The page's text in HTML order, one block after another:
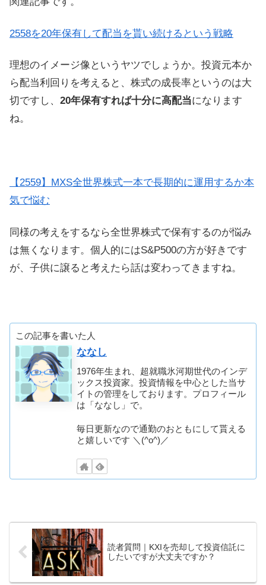
2558を20年保有して配当を貰い続けるという戦略
理想のイメージ像というヤツでしょうか。投資元本か
ら配当利回りを考えると、株式の成長率というのは大
切ですし、 20年保有すれば十分に高配当になります
ね。
【2559】MXS全世界株式一本で長期的に運用するか本
気で悩む
同様の考えをするなら全世界株式で保有するのが悩み
は無くなります。個人的にはS&P500の方が好きです
が、子供に譲ると考えたら話は変わってきますね。
この記事を書いた人
ななし
1976年生まれ、超就職氷河期世代のインデ
ックス投資家。投資情報を中心とした当サ
イトの管理をしております。プロフィール
は「ななし」で。
毎日更新なので通勤のおともにして貰える
と嬉しいです ＼(^o^)／
読者質問｜KXIを売却して投資信託に
したいですが大丈夫ですか？